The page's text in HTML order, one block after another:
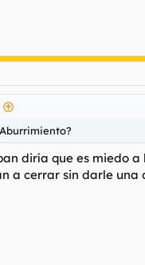
diría que es miedo
a cerrar sin darle